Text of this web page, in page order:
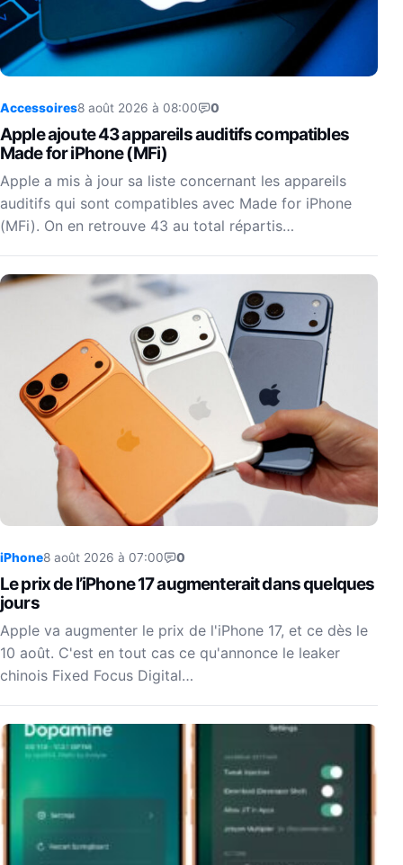
Accessoires8 août 2026 à 08:00 0
Apple ajoute 43 appareils auditifs compatibles
Made for iPhone (MFi)
Apple a mis à jour sa liste concernant les appareils
auditifs qui sont compatibles avec Made for iPhone
(MFi). On en retrouve 43 au total répartis…
iPhone8 août 2026 à 07:00 0
Le prix de l’iPhone 17 augmenterait dans quelques
jours
Apple va augmenter le prix de l'iPhone 17, et ce dès le
10 août. C'est en tout cas ce qu'annonce le leaker
chinois Fixed Focus Digital…